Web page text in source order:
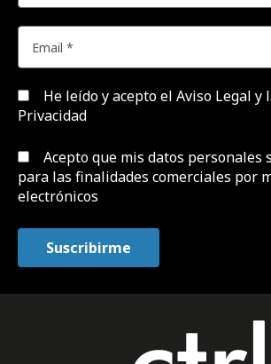
He leído y acepto el Aviso Legal y
Privacidad
Acepto que mis datos personales
para las finalidades comerciales por
electrónicos